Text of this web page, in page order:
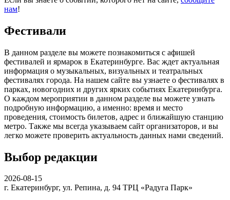
нам!
Фестивали
В данном разделе вы можете познакомиться с афишей
фестивалей и ярмарок в Екатеринбурге. Вас ждет актуальная
информация о музыкальных, визуальных и театральных
фестивалях города. На нашем сайте вы узнаете о фестивалях в
парках, новогодних и других ярких событиях Екатеринбурга.
О каждом мероприятии в данном разделе вы можете узнать
подробную информацию, а именно: время и место
проведения, стоимость билетов, адрес и ближайшую станцию
метро. Также мы всегда указываем сайт организаторов, и вы
легко можете проверить актуальность данных нами сведений.
Выбор редакции
2026-08-15
г. Екатеринбург, ул. Репина, д. 94 ТРЦ «Радуга Парк»